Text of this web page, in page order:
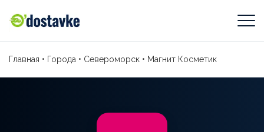
Главная • Города • Североморск • Магнит Косметик